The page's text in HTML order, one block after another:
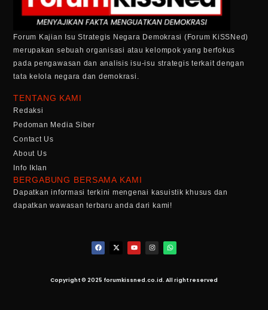
Forum Kajian Isu Strategis Negara Demokrasi (Forum KiSSNed)
merupakan sebuah organisasi atau kelompok yang berfokus
pada pengawasan dan analisis isu-isu strategis terkait dengan
tata kelola negara dan demokrasi.
TENTANG KAMI
Redaksi
Pedoman Media Siber
Contact Us
About Us
Info Iklan
BERGABUNG BERSAMA KAMI
Dapatkan informasi terkini mengenai kasuistik khusus dan
dapatkan wawasan terbaru anda dari kami!
Copyright © 2025 forumkissned.co.id. All right reserved